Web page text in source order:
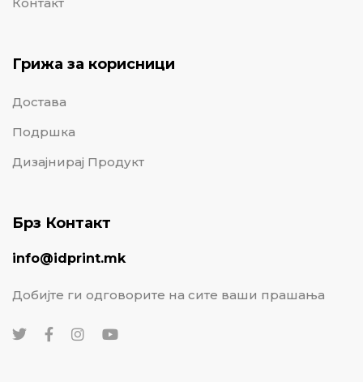
Контакт
Грижа за корисници
Достава
Подршка
Дизајнирај Продукт
Брз Контакт
info@idprint.mk
Добијте ги одговорите на сите ваши прашања